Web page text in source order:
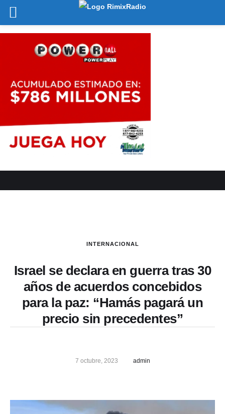
INTERNACIONAL
Israel se declara en guerra tras 30
años de acuerdos concebidos
para la paz: “Hamás pagará un
precio sin precedentes”
7 octubre, 2023 admin